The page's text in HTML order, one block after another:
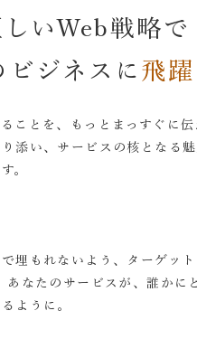
いWeb戦略で
ビジネス に 飛躍
ことを、もっとまっすぐに伝
添い、サービスの核となる
。
埋もれないよう、ターゲット
あなたのサービスが、誰かに
ように。